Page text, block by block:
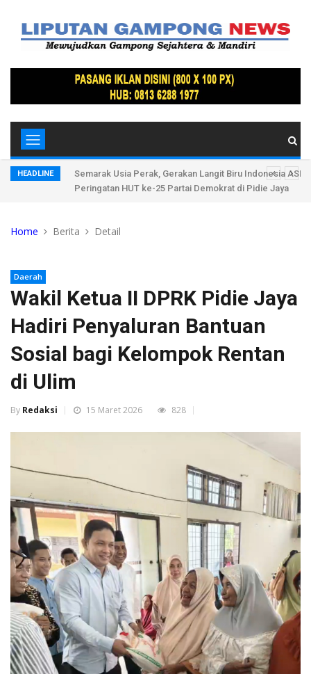
HEADLINE
Semarak Usia Perak, Gerakan Langit Biru Indonesia ASRI
Peringatan HUT ke-25 Partai Demokrat di Pidie Jaya
Home Berita Detail
Daerah
Wakil Ketua II DPRK Pidie Jaya
Hadiri Penyaluran Bantuan
Sosial bagi Kelompok Rentan
di Ulim
By Redaksi 15 Maret 2026 828